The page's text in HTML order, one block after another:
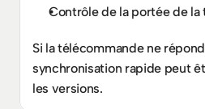
Contrôle de la portée de la
Si la télécommande ne
synchronisation rapide peut
les versions.